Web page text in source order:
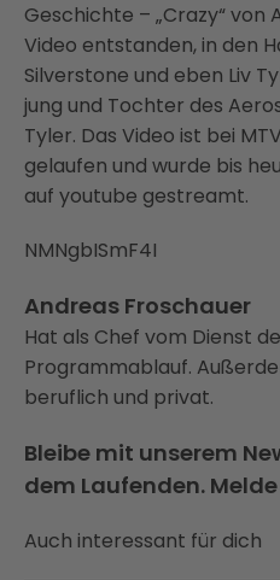
Geschichte – „Crazy“ von
Video entstanden, in den
Silverstone und eben Liv
jung und Tochter des
Tyler. Das Video ist bei
gelaufen und wurde bis
auf youtube gestreamt.
NMNgbISmF4I
Andreas Froschauer
Hat als Chef vom Dienst
Programmablauf.
beruflich und privat.
Bleibe mit unserem
dem Laufenden.
Auch interessant für dich